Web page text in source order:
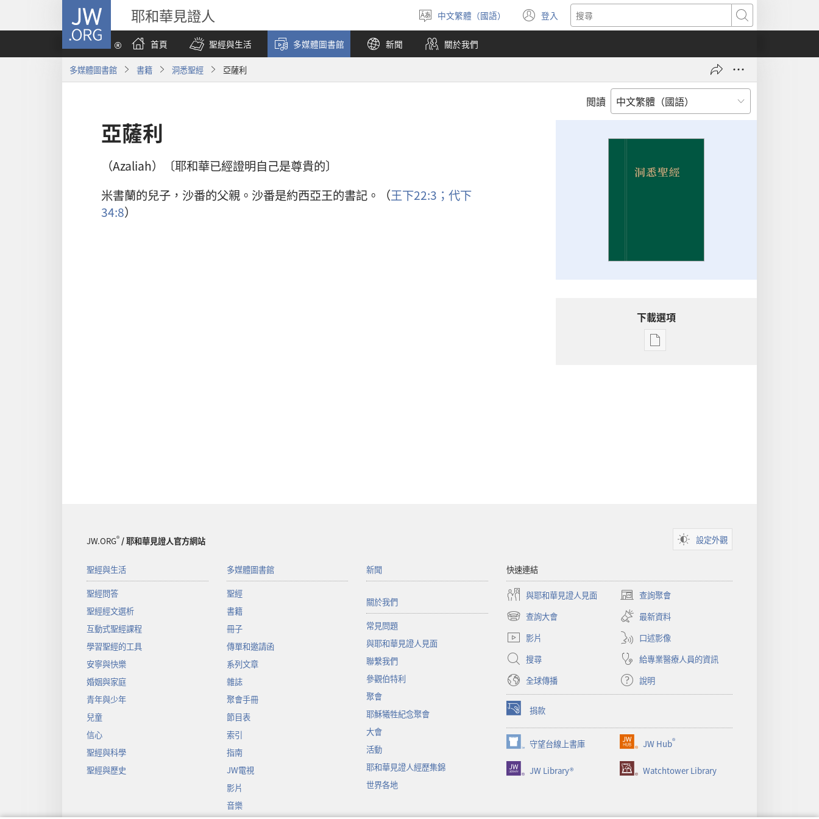
JW.ORG 耶和華見證人
選
擇
語
言
中文繁體（國語） 登入
（開
啟
視
搜
尋
首頁
聖經與生活 多媒體圖書館 新聞 關於我們
多媒體圖書館 書籍 洞悉聖經 亞薩利
閲讀
亞薩利
（Azaliah）〔耶和華已經證明自己是尊貴的〕
米書蘭的兒子，沙番的父親。沙番是約西亞王的書記。（王下22:3； 代下
34:8）
下載選項
出
JW.ORG®/ 耶和華見證人官方網站 設定外觀
聖經與生活
聖經問答
聖經經文選析
互動式聖經課程
學習聖經的工具
安寧與快樂
婚姻與家庭
青年與少年
兒童
信心
聖經與科學
聖經與歷史
多媒體圖書館
聖經
書籍
冊子
傳單和邀請函
系列文章
雜誌
聚會手冊
節目表
索引
指南
JW電視
影片
音樂
新聞
關於我們
常見問題
與耶和華見證人見面
聯繫我們
參觀伯特利
聚會
耶穌犧牲紀念聚會
大會
活動
耶和華見證人經歷集錦
世界各地
快速連結
與耶和華見證人見面 查詢聚會
（開
啟
新
視
窗）
查詢大會
（開
啟
新
視
窗）
最新資料
影片
口述影像
搜尋
給專業醫療人員的資訊
全球傳播
說明
捐款
（開
啟
新
視
窗）
守望台線上書庫
（開
啟
新
JW Hub®
（開
啟
新
JW Library® Watchtower Library